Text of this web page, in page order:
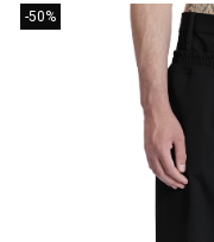
-50%